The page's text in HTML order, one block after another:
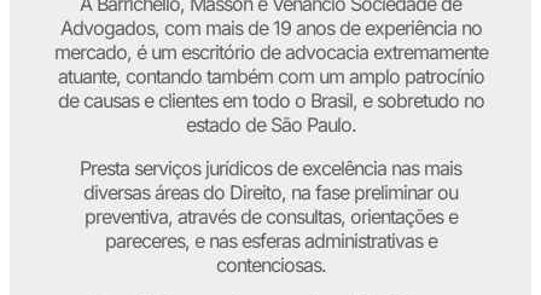
Advogados, com mais de 19 anos de experiência no
mercado, é um escritório de advocacia extremamente
atuante, contando também com um amplo patrocínio
de causas e clientes em todo o Brasil, e sobretudo no
estado de São Paulo.
Presta serviços jurídicos de excelência nas mais
diversas áreas do Direito, na fase preliminar ou
preventiva, através de consultas, orientações e
pareceres, e nas esferas administrativas e
contenciosas.